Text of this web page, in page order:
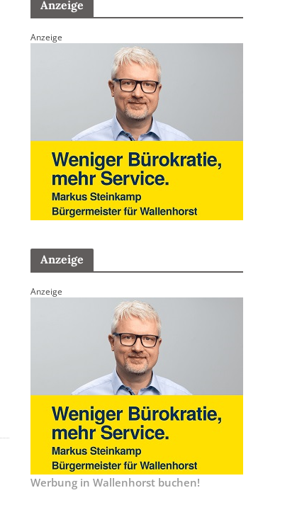
Anzeige
Anzeige
Anzeige
Anzeige
Werbung in Wallenhorst buchen!